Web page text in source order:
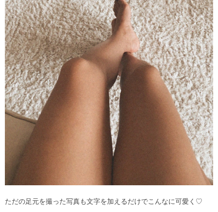
ただの足元を撮った写真も文字を加えるだけでこんなに可愛く ♡